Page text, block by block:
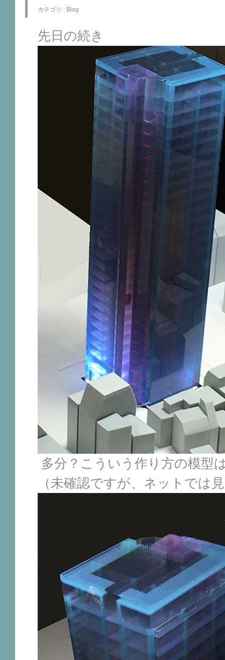
カテゴリ : Blog
先日の続き
多分？こういう作り方の模型
（未確認ですが、ネットでは